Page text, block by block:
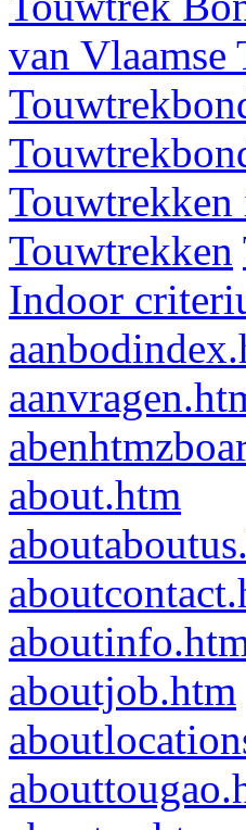
van
Touwtrekken
Touwtrekken
Indoor
about.htm
aboutjob.htm